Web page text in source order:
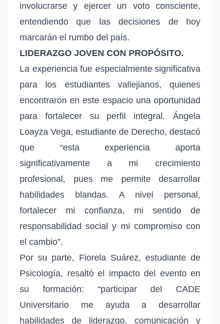
involucrarse y ejercer un voto consciente,
entendiendo que las decisiones de hoy
marcarán el rumbo del país.
LIDERAZGO JOVEN CON PROPÓSITO.
La experiencia fue especialmente significativa
para los estudiantes vallejianos, quienes
encontraron en este espacio una oportunidad
para fortalecer su perfil integral. Ángela
Loayza Vega, estudiante de Derecho, destacó
que “esta experiencia aporta
significativamente a mi crecimiento
profesional, pues me permite desarrollar
habilidades blandas. A nivel personal,
fortalecer mi confianza, mi sentido de
responsabilidad social y mi compromiso con
el cambio”.
Por su parte, Fiorela Suárez, estudiante de
Psicología, resaltó el impacto del evento en
su formación: “participar del CADE
Universitario me ayuda a desarrollar
habilidades de liderazgo, comunicación y